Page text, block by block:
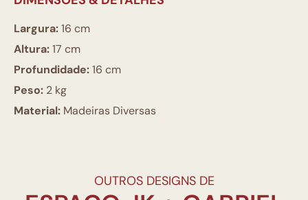
Largura:16 cm
Altura:17 cm
Profundidade:16 cm
Peso: 2 kg
Material: Madeiras Diversas
OUTROS DESIGNS DE